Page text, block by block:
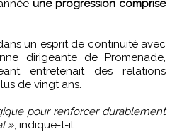
une progression comprise
un esprit de continuité avec
dirigeante de Promenade,
entretenait des relations
de vingt ans.
pour renforcer durablement
» , indique-t-il.